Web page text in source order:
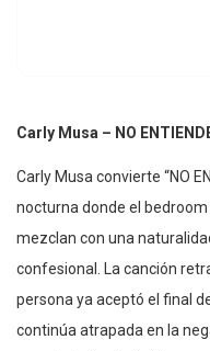
Carly Musa – NO
Carly Musa convierte “NO
nocturna donde el
mezclan con una
confesional. La canción
persona ya aceptó el final
continúa atrapada en la